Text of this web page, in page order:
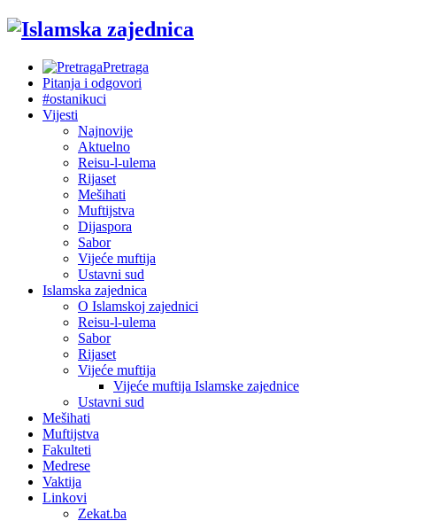
Pretraga
Pitanja i odgovori
#ostanikuci
Vijesti
Najnovije
Aktuelno
Reisu-l-ulema
Rijaset
Mešihati
Muftijstva
Dijaspora
Sabor
Vijeće muftija
Ustavni sud
Islamska zajednica
O Islamskoj zajednici
Reisu-l-ulema
Sabor
Rijaset
Vijeće muftija
Vijeće muftija Islamske zajednice
Ustavni sud
Mešihati
Muftijstva
Fakulteti
Medrese
Vaktija
Linkovi
Zekat.ba